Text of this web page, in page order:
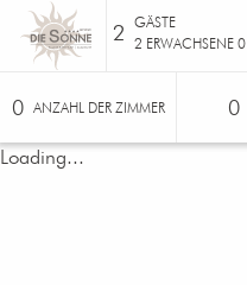
2 GÄSTE
2 ERWACHSENE 0
0 ANZAHL DER ZIMMER 0
Loading...